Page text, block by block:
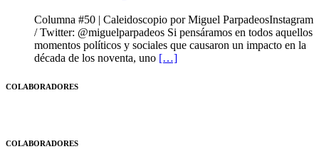
Columna #50 | Caleidoscopio por Miguel ParpadeosInstagram
/ Twitter: @miguelparpadeos Si pensáramos en todos aquellos
momentos políticos y sociales que causaron un impacto en la
década de los noventa, uno […]
COLABORADORES
COLABORADORES